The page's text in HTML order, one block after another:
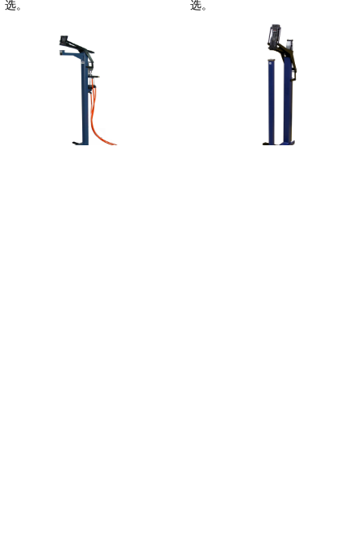
选。
选。